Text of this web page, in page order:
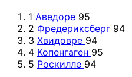
1 Аведоре 95
2 Фредериксберг 94
3 Хвидовре 94
4 Копенгаген 95
5 Роскилле 94